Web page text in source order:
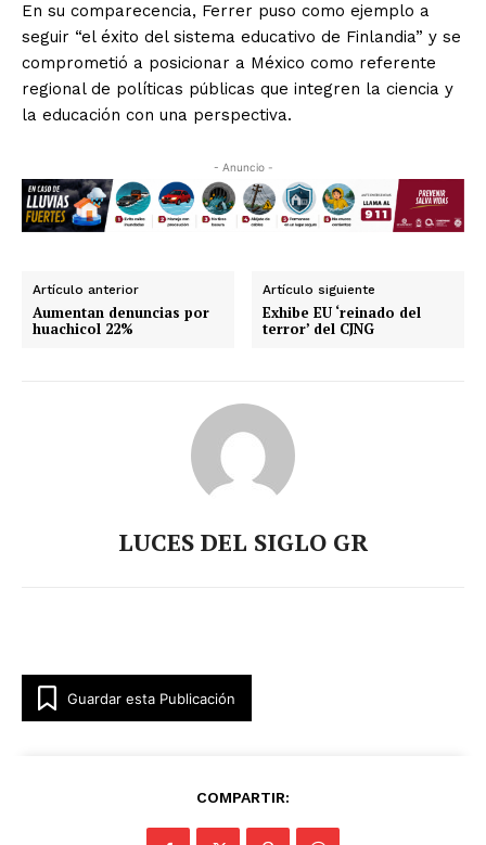
En su comparecencia, Ferrer puso como ejemplo a
seguir “el éxito del sistema educativo de Finlandia” y se
comprometió a posicionar a México como referente
regional de políticas públicas que integren la ciencia y
la educación con una perspectiva.
- Anuncio -
Artículo anterior
Aumentan denuncias por
huachicol 22%
Artículo siguiente
Exhibe EU ‘reinado del
terror’ del CJNG
LUCES DEL SIGLO GR
Guardar esta Publicación
COMPARTIR: